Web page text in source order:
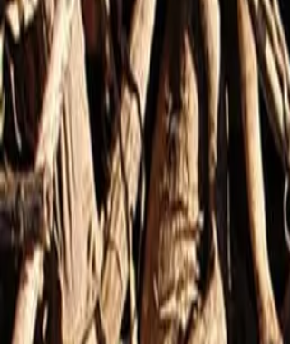
Reconnect to nature
Jälleenmyyjille Tietoa Nelson Gardenista